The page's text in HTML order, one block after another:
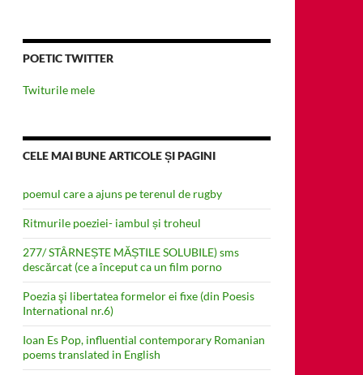
POETIC TWITTER
Twiturile mele
CELE MAI BUNE ARTICOLE ȘI PAGINI
poemul care a ajuns pe terenul de rugby
Ritmurile poeziei- iambul și troheul
277/ STÂRNEȘTE MĂȘTILE SOLUBILE) sms
descărcat (ce a început ca un film porno
Poezia şi libertatea formelor ei fixe (din Poesis
International nr.6)
Ioan Es Pop, influential contemporary Romanian
poems translated in English